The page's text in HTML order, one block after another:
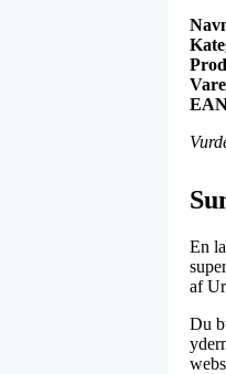
En
af
Du